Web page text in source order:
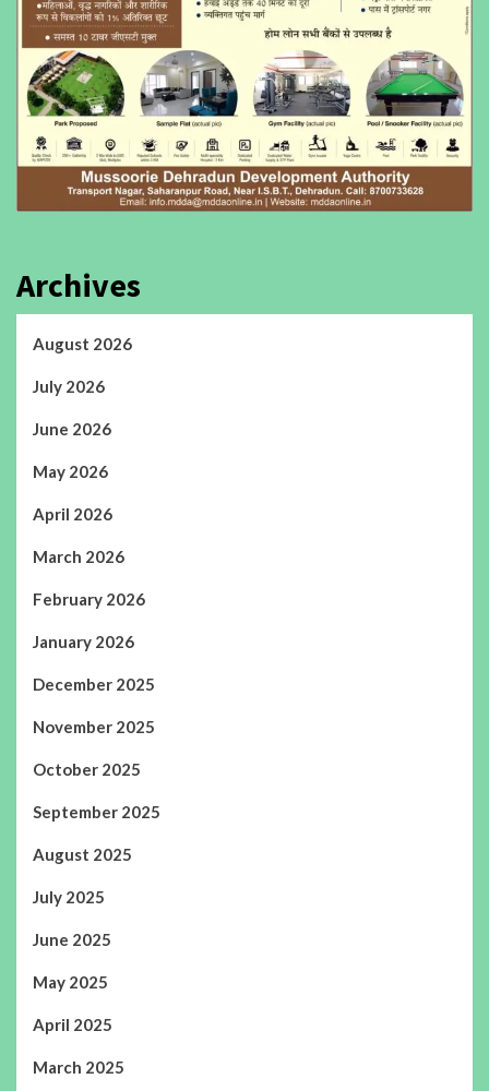
Archives
August 2026
July 2026
June 2026
May 2026
April 2026
March 2026
February 2026
January 2026
December 2025
November 2025
October 2025
September 2025
August 2025
July 2025
June 2025
May 2025
April 2025
March 2025